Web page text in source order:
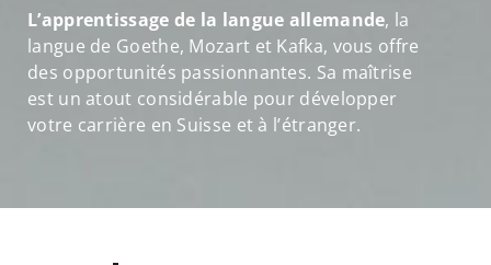
L’apprentissage de la langue allemande, la
langue de Goethe, Mozart et Kafka, vous offre
des opportunités passionnantes. Sa maîtrise
est un atout considérable pour développer
votre carrière en Suisse et à l’étranger.